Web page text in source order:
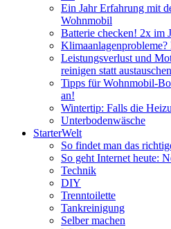
Ein Jahr Erfahrung mit
Wohnmobil
Batterie checken! 2x im
Leistungsverlust und
reinigen statt
Tipps für Wohnmobil-
an!
Wintertip: Falls die
Unterbodenwäsche
StarterWelt
So findet man das
So geht Internet heute:
Technik
DIY
Trenntoilette
Tankreinigung
Selber machen